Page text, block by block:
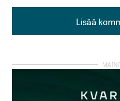
Lisää
Lisää
rekisteröityä